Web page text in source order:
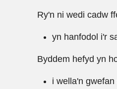
Ry'n ni wedi cadw
yn hanfodol i'r
Byddem hefyd yn
i wella'n